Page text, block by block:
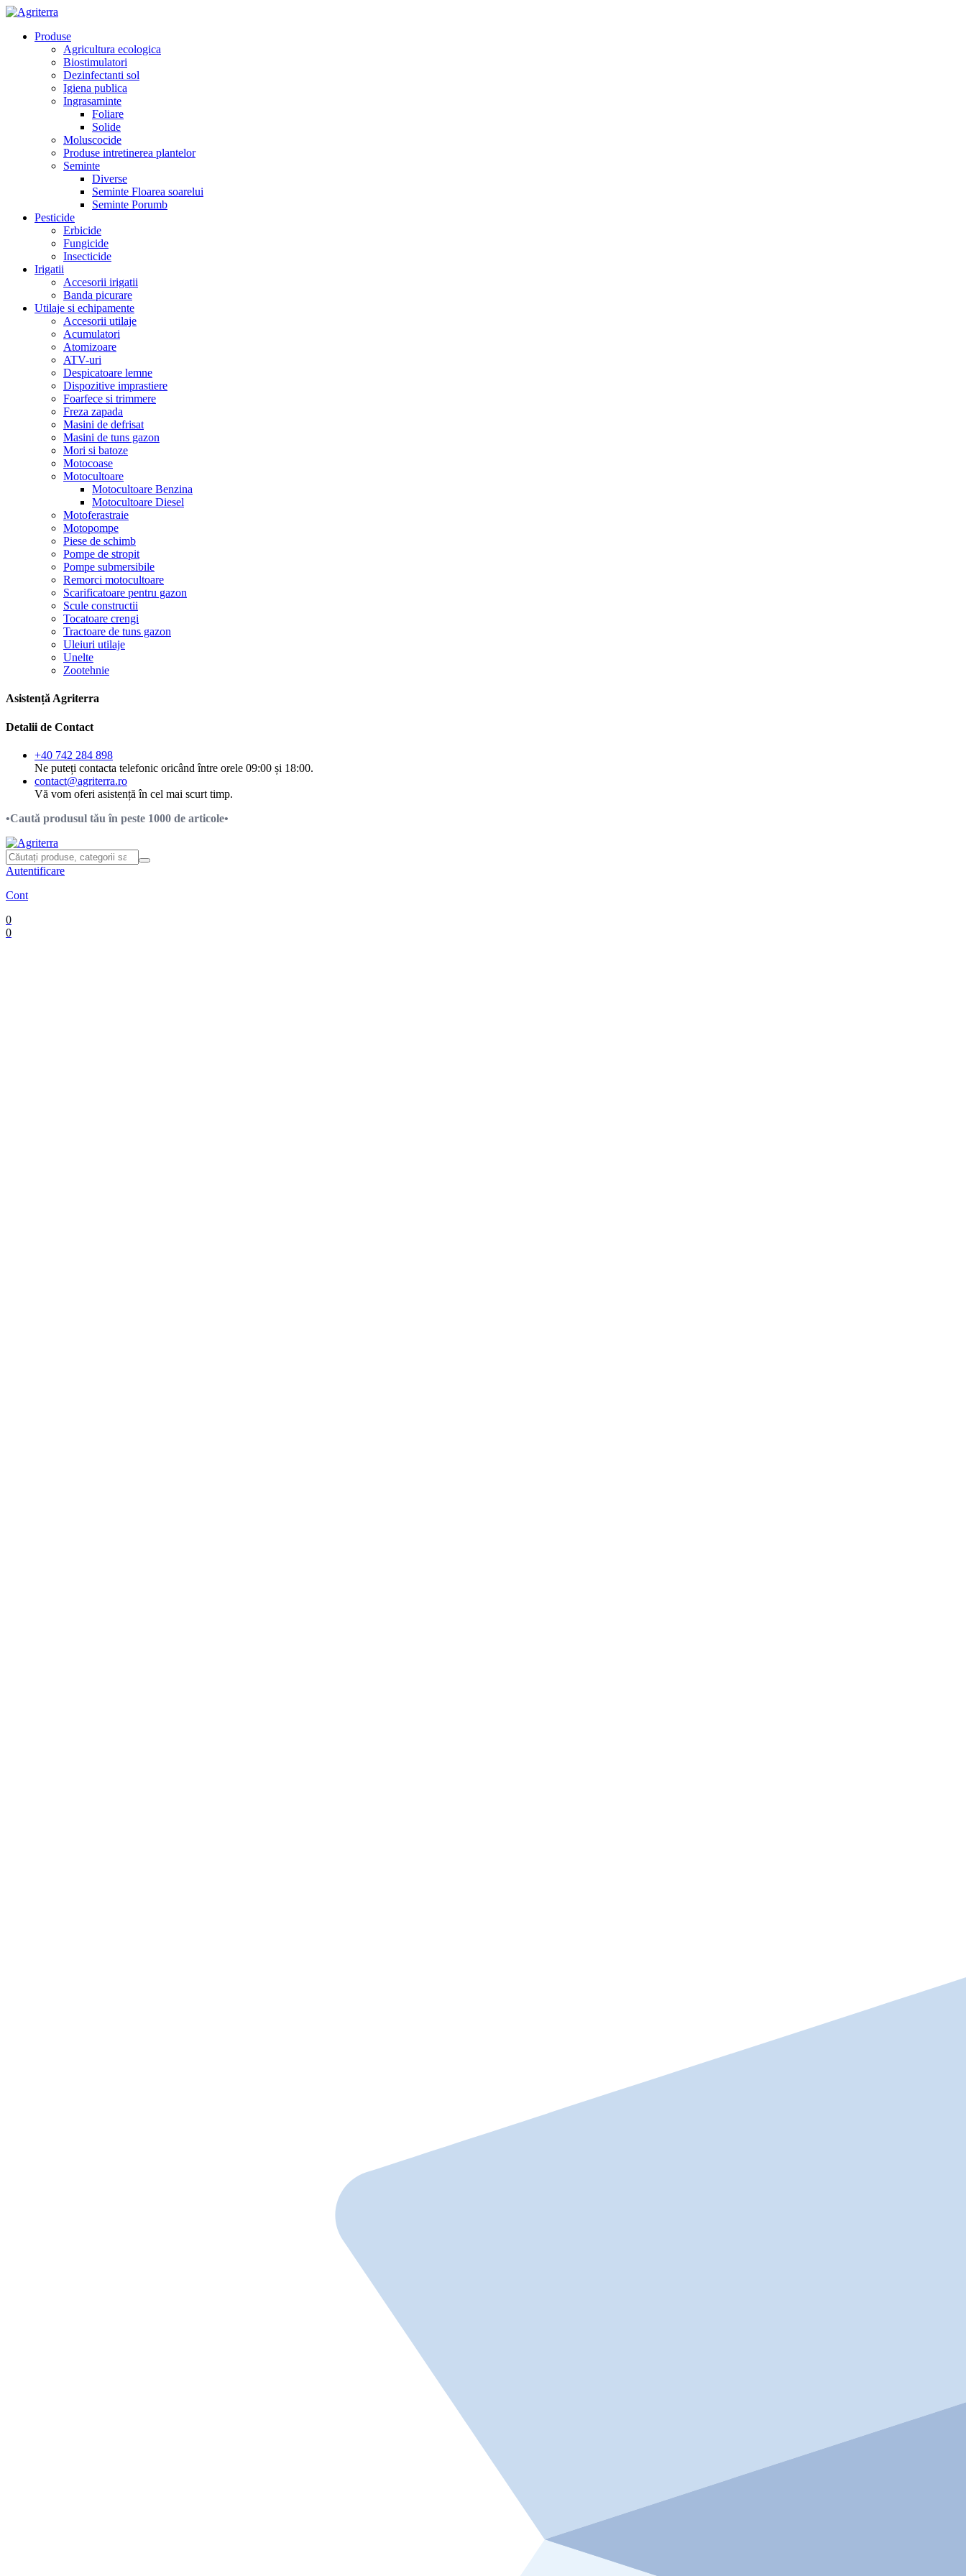
Produse
Agricultura ecologica
Biostimulatori
Dezinfectanti sol
Igiena publica
Ingrasaminte
Foliare
Solide
Moluscocide
Produse intretinerea plantelor
Seminte
Diverse
Seminte Floarea soarelui
Seminte Porumb
Pesticide
Erbicide
Fungicide
Insecticide
Irigatii
Accesorii irigatii
Banda picurare
Utilaje si echipamente
Accesorii utilaje
Acumulatori
Atomizoare
ATV-uri
Despicatoare lemne
Dispozitive imprastiere
Foarfece si trimmere
Freza zapada
Masini de defrisat
Masini de tuns gazon
Mori si batoze
Motocoase
Motocultoare
Motocultoare Benzina
Motocultoare Diesel
Motoferastraie
Motopompe
Piese de schimb
Pompe de stropit
Pompe submersibile
Remorci motocultoare
Scarificatoare pentru gazon
Scule constructii
Tocatoare crengi
Tractoare de tuns gazon
Uleiuri utilaje
Unelte
Zootehnie
Asistență Agriterra
Detalii de Contact
+40 742 284 898
Ne puteți contacta telefonic oricând între orele 09:00 și 18:00.
contact@agriterra.ro
Vă vom oferi asistență în cel mai scurt timp.
•Caută produsul tău în peste 1000 de articole•
Autentificare
Cont
0
0